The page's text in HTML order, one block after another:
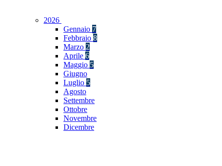
2026
Gennaio 7
Febbraio 8
Marzo 2
Aprile 6
Maggio 5
Giugno
Luglio 5
Agosto
Settembre
Ottobre
Novembre
Dicembre